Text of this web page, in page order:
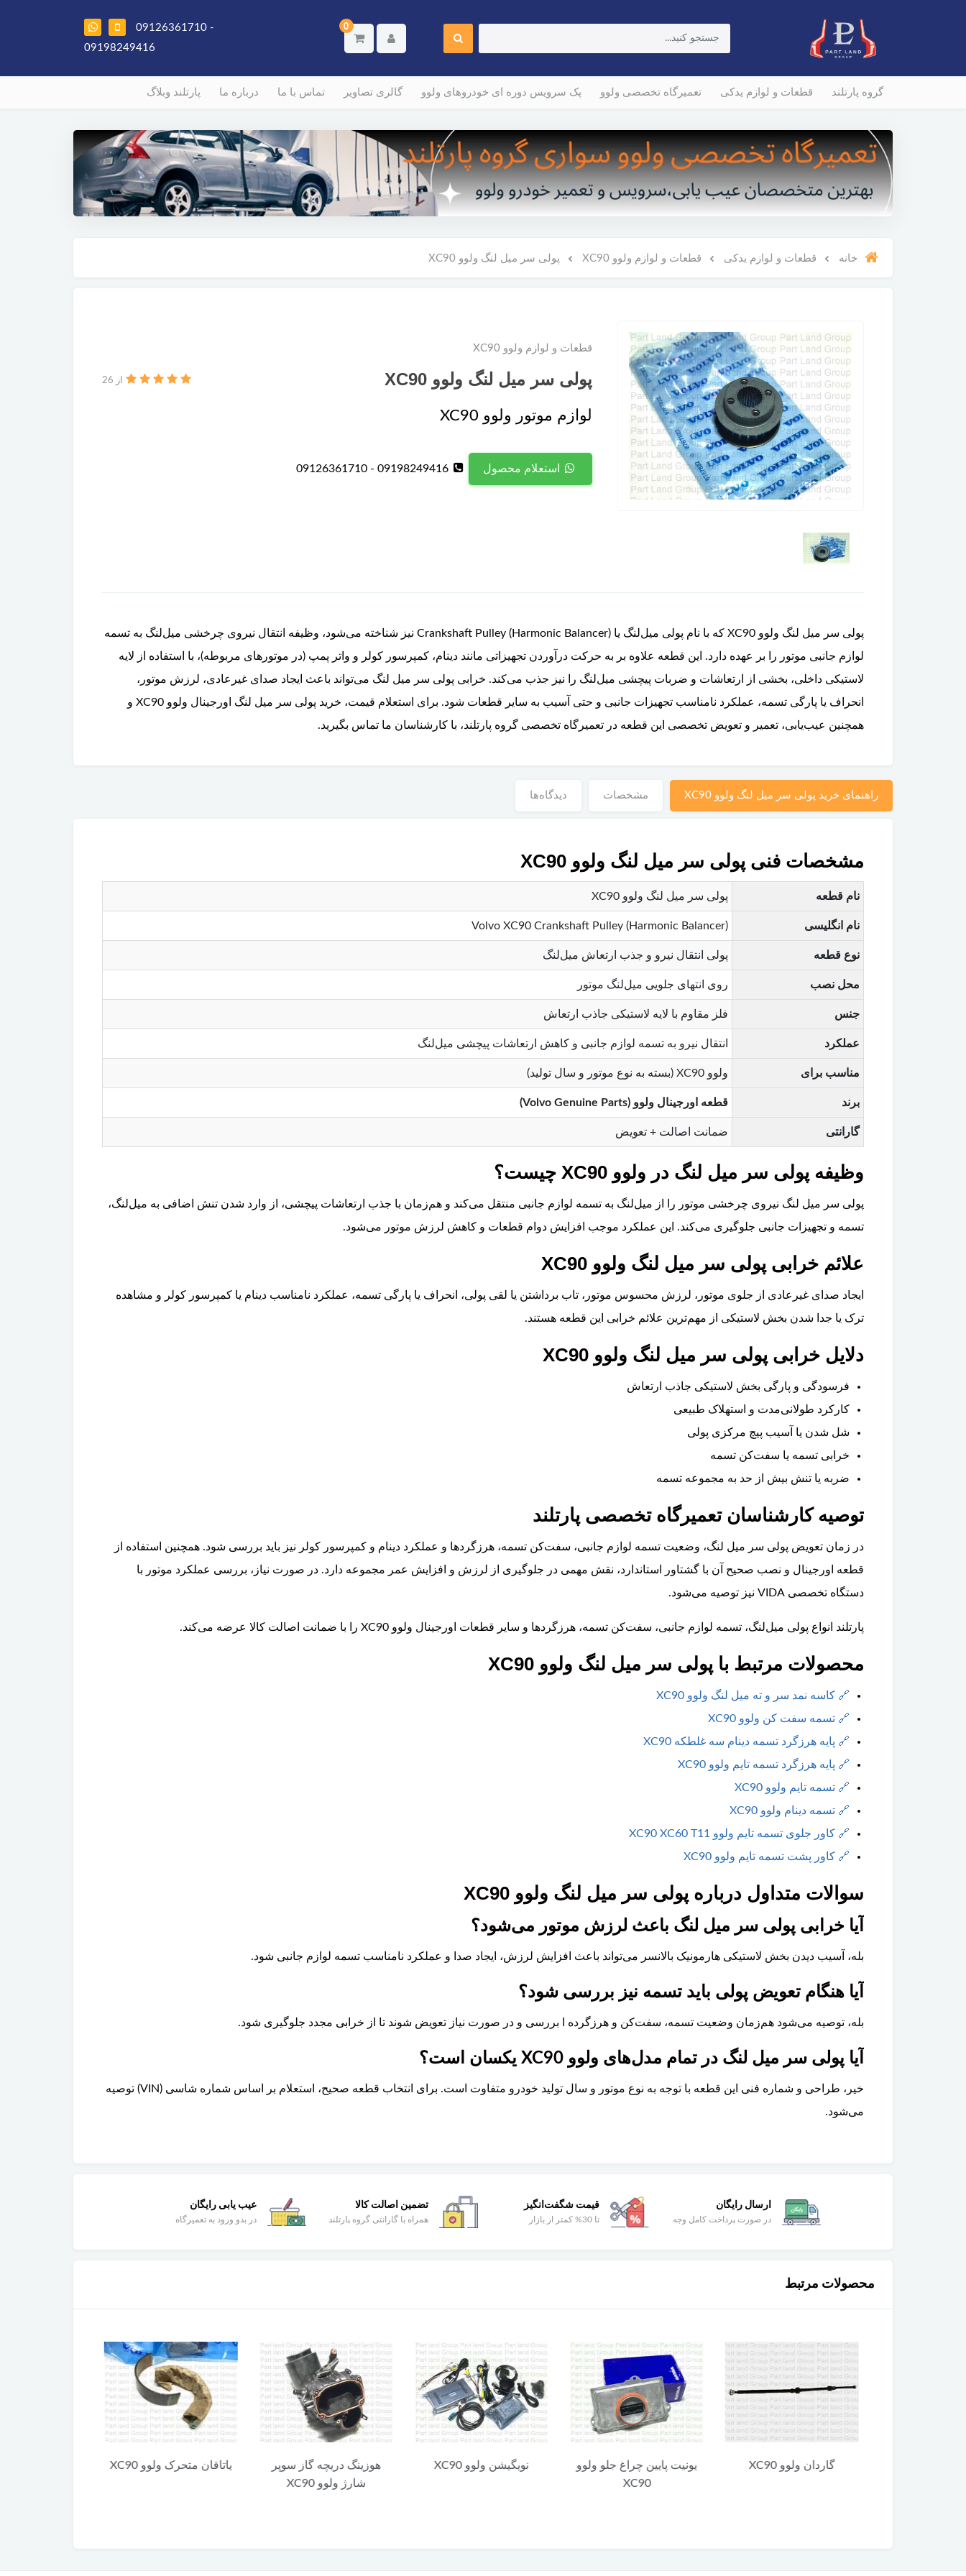
0
09126361710 -
09198249416
گروه پارتلند قطعات و لوازم یدکی تعمیرگاه تخصصی ولوو پک سرویس دوره ای خودروهای ولوو گالری تصاویر تماس با ما درباره ما پارتلند وبلاگ
خانه قطعات و لوازم یدکی قطعات و لوازم ولوو XC90 پولی سر میل لنگ ولوو XC90
قطعات و لوازم ولوو XC90
پولی سر میل لنگ ولوو XC90 از 26
لوازم موتور ولوو XC90
استعلام محصول 09198249416 - 09126361710
پولی سر میل لنگ ولوو XC90 که با نام پولی میل‌لنگ یا Crankshaft Pulley (Harmonic Balancer) نیز شناخته می‌شود، وظیفه انتقال نیروی چرخشی میل‌لنگ به تسمه
لوازم جانبی موتور را بر عهده دارد. این قطعه علاوه بر به حرکت درآوردن تجهیزاتی مانند دینام، کمپرسور کولر و واتر پمپ (در موتورهای مربوطه)، با استفاده از لایه
لاستیکی داخلی، بخشی از ارتعاشات و ضربات پیچشی میل‌لنگ را نیز جذب می‌کند. خرابی پولی سر میل لنگ می‌تواند باعث ایجاد صدای غیرعادی، لرزش موتور،
انحراف یا پارگی تسمه، عملکرد نامناسب تجهیزات جانبی و حتی آسیب به سایر قطعات شود. برای استعلام قیمت، خرید پولی سر میل لنگ اورجینال ولوو XC90 و
همچنین عیب‌یابی، تعمیر و تعویض تخصصی این قطعه در تعمیرگاه تخصصی گروه پارتلند، با کارشناسان ما تماس بگیرید.
راهنمای خرید پولی سر میل لنگ ولوو XC90 مشخصات دیدگاه‌ها
مشخصات فنی پولی سر میل لنگ ولوو XC90
نام قطعه پولی سر میل لنگ ولوو XC90
نام انگلیسی Volvo XC90 Crankshaft Pulley (Harmonic Balancer)
نوع قطعه پولی انتقال نیرو و جذب ارتعاش میل‌لنگ
محل نصب روی انتهای جلویی میل‌لنگ موتور
جنس فلز مقاوم با لایه لاستیکی جاذب ارتعاش
عملکرد انتقال نیرو به تسمه لوازم جانبی و کاهش ارتعاشات پیچشی میل‌لنگ
مناسب برای ولوو XC90 (بسته به نوع موتور و سال تولید)
برند قطعه اورجینال ولوو (Volvo Genuine Parts)
گارانتی ضمانت اصالت + تعویض
وظیفه پولی سر میل لنگ در ولوو XC90 چیست؟
پولی سر میل لنگ نیروی چرخشی موتور را از میل‌لنگ به تسمه لوازم جانبی منتقل می‌کند و هم‌زمان با جذب ارتعاشات پیچشی، از وارد شدن تنش اضافی به میل‌لنگ،
تسمه و تجهیزات جانبی جلوگیری می‌کند. این عملکرد موجب افزایش دوام قطعات و کاهش لرزش موتور می‌شود.
علائم خرابی پولی سر میل لنگ ولوو XC90
ایجاد صدای غیرعادی از جلوی موتور، لرزش محسوس موتور، تاب برداشتن یا لقی پولی، انحراف یا پارگی تسمه، عملکرد نامناسب دینام یا کمپرسور کولر و مشاهده
ترک یا جدا شدن بخش لاستیکی از مهم‌ترین علائم خرابی این قطعه هستند.
دلایل خرابی پولی سر میل لنگ ولوو XC90
فرسودگی و پارگی بخش لاستیکی جاذب ارتعاش
کارکرد طولانی‌مدت و استهلاک طبیعی
شل شدن یا آسیب پیچ مرکزی پولی
خرابی تسمه یا سفت‌کن تسمه
ضربه یا تنش بیش از حد به مجموعه تسمه
توصیه کارشناسان تعمیرگاه تخصصی پارتلند
در زمان تعویض پولی سر میل لنگ، وضعیت تسمه لوازم جانبی، سفت‌کن تسمه، هرزگردها و عملکرد دینام و کمپرسور کولر نیز باید بررسی شود. همچنین استفاده از
قطعه اورجینال و نصب صحیح آن با گشتاور استاندارد، نقش مهمی در جلوگیری از لرزش و افزایش عمر مجموعه دارد. در صورت نیاز، بررسی عملکرد موتور با
دستگاه تخصصی VIDA نیز توصیه می‌شود.
پارتلند انواع پولی میل‌لنگ، تسمه لوازم جانبی، سفت‌کن تسمه، هرزگردها و سایر قطعات اورجینال ولوو XC90 را با ضمانت اصالت کالا عرضه می‌کند.
محصولات مرتبط با پولی سر میل لنگ ولوو XC90
🔗 کاسه نمد سر و ته میل لنگ ولوو XC90
🔗 تسمه سفت کن ولوو XC90
🔗 پایه هرزگرد تسمه دینام سه غلطکه XC90
🔗 پایه هرزگرد تسمه تایم ولوو XC90
🔗 تسمه تایم ولوو XC90
🔗 تسمه دینام ولوو XC90
🔗 کاور جلوی تسمه تایم ولوو XC90 XC60 T11
🔗 کاور پشت تسمه تایم ولوو XC90
سوالات متداول درباره پولی سر میل لنگ ولوو XC90
آیا خرابی پولی سر میل لنگ باعث لرزش موتور می‌شود؟
بله، آسیب دیدن بخش لاستیکی هارمونیک بالانسر می‌تواند باعث افزایش لرزش، ایجاد صدا و عملکرد نامناسب تسمه لوازم جانبی شود.
آیا هنگام تعویض پولی باید تسمه نیز بررسی شود؟
بله، توصیه می‌شود هم‌زمان وضعیت تسمه، سفت‌کن و هرزگرده ا بررسی و در صورت نیاز تعویض شوند تا از خرابی مجدد جلوگیری شود.
آیا پولی سر میل لنگ در تمام مدل‌های ولوو XC90 یکسان است؟
خیر، طراحی و شماره فنی این قطعه با توجه به نوع موتور و سال تولید خودرو متفاوت است. برای انتخاب قطعه صحیح، استعلام بر اساس شماره شاسی (VIN) توصیه
می‌شود.
ارسال رایگان
در صورت پرداخت کامل وجه
قیمت شگفت‌انگیز
تا 30% کمتر از بازار
تضمین اصالت کالا
همراه با گارانتی گروه پارتلند
عیب یابی رایگان
در بدو ورود به تعمیرگاه
محصولات مرتبط
گاردان ولوو XC90
یونیت پایین چراغ جلو ولوو
XC90
نویگیشن ولوو XC90
هوزینگ دریچه گاز سوپر
شارژ ولوو XC90
یاتاقان متحرک ولوو XC90